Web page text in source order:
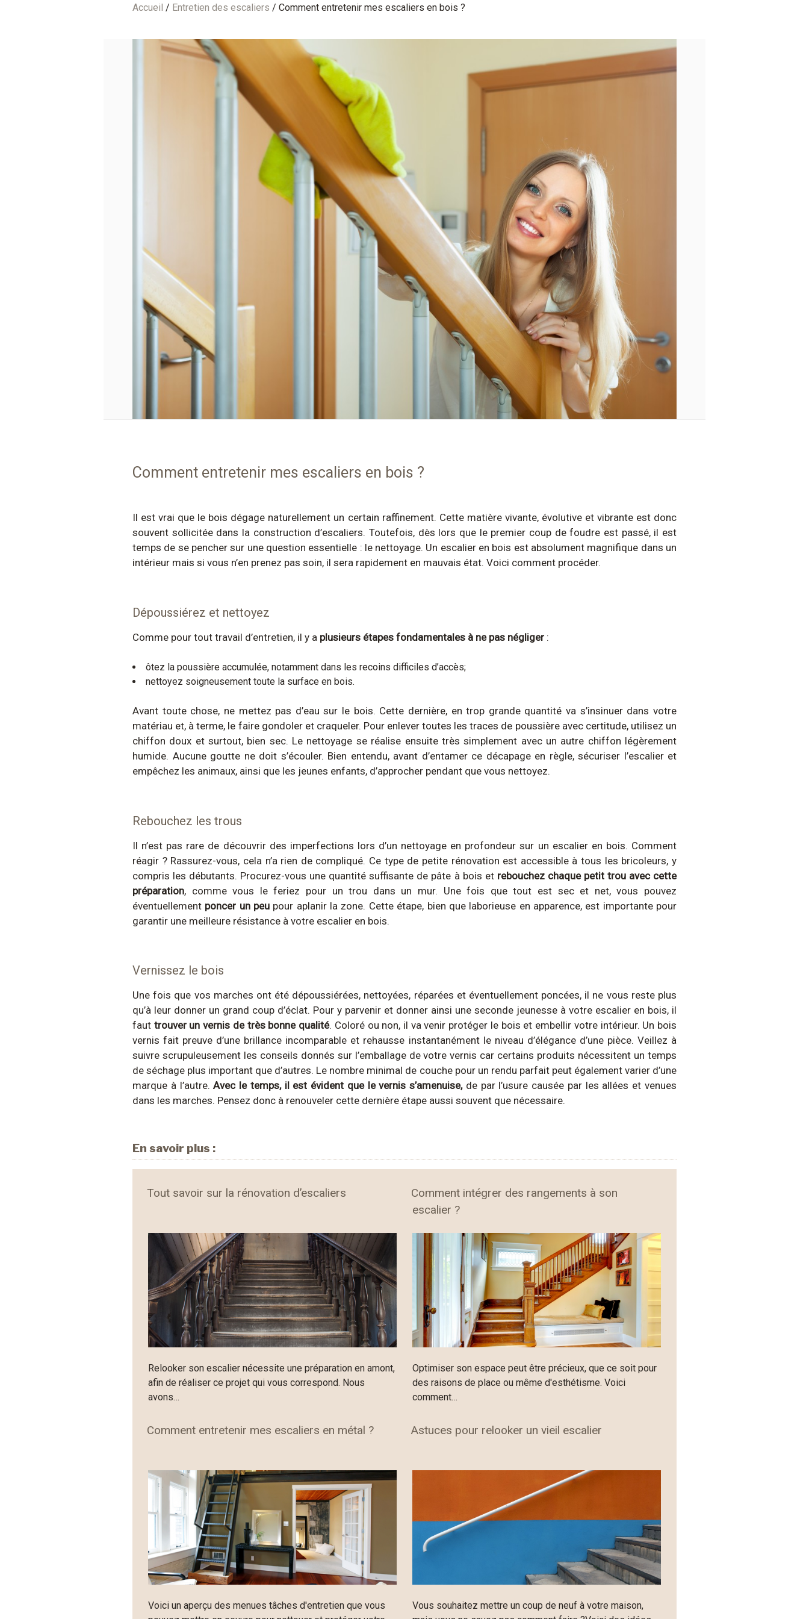
Accueil / Entretien des escaliers / Comment entretenir mes escaliers en bois ?
Comment entretenir mes escaliers en bois ?
Il est vrai que le bois dégage naturellement un certain raffinement. Cette matière vivante, évolutive et vibrante est donc
souvent sollicitée dans la construction d’escaliers. Toutefois, dès lors que le premier coup de foudre est passé, il est
temps de se pencher sur une question essentielle : le nettoyage. Un escalier en bois est absolument magnifique dans un
intérieur mais si vous n’en prenez pas soin, il sera rapidement en mauvais état. Voici comment procéder.
Dépoussiérez et nettoyez
Comme pour tout travail d’entretien, il y a plusieurs étapes fondamentales à ne pas négliger :
ôtez la poussière accumulée, notamment dans les recoins difficiles d’accès;
nettoyez soigneusement toute la surface en bois.
Avant toute chose, ne mettez pas d’eau sur le bois. Cette dernière, en trop grande quantité va s’insinuer dans votre
matériau et, à terme, le faire gondoler et craqueler. Pour enlever toutes les traces de poussière avec certitude, utilisez un
chiffon doux et surtout, bien sec. Le nettoyage se réalise ensuite très simplement avec un autre chiffon légèrement
humide. Aucune goutte ne doit s’écouler. Bien entendu, avant d’entamer ce décapage en règle, sécuriser l’escalier et
empêchez les animaux, ainsi que les jeunes enfants, d’approcher pendant que vous nettoyez.
Rebouchez les trous
Il n’est pas rare de découvrir des imperfections lors d’un nettoyage en profondeur sur un escalier en bois. Comment
réagir ? Rassurez-vous, cela n’a rien de compliqué. Ce type de petite rénovation est accessible à tous les bricoleurs, y
compris les débutants. Procurez-vous une quantité suffisante de pâte à bois et rebouchez chaque petit trou avec cette
préparation, comme vous le feriez pour un trou dans un mur. Une fois que tout est sec et net, vous pouvez
éventuellement poncer un peu pour aplanir la zone. Cette étape, bien que laborieuse en apparence, est importante pour
garantir une meilleure résistance à votre escalier en bois.
Vernissez le bois
Une fois que vos marches ont été dépoussiérées, nettoyées, réparées et éventuellement poncées, il ne vous reste plus
qu’à leur donner un grand coup d’éclat. Pour y parvenir et donner ainsi une seconde jeunesse à votre escalier en bois, il
faut trouver un vernis de très bonne qualité. Coloré ou non, il va venir protéger le bois et embellir votre intérieur. Un bois
vernis fait preuve d’une brillance incomparable et rehausse instantanément le niveau d’élégance d’une pièce. Veillez à
suivre scrupuleusement les conseils donnés sur l’emballage de votre vernis car certains produits nécessitent un temps
de séchage plus important que d’autres. Le nombre minimal de couche pour un rendu parfait peut également varier d’une
marque à l’autre.Avec le temps, il est évident que le vernis s’amenuise,de par l’usure causée par les allées et venues
dans les marches. Pensez donc à renouveler cette dernière étape aussi souvent que nécessaire.
En savoir plus :
Tout savoir sur la rénovation d’escaliers
Relooker son escalier nécessite une préparation en amont,
afin de réaliser ce projet qui vous correspond. Nous
avons…
Comment intégrer des rangements à son
escalier ?
Optimiser son espace peut être précieux, que ce soit pour
des raisons de place ou même d'esthétisme. Voici
comment…
Comment entretenir mes escaliers en métal ?
Voici un aperçu des menues tâches d'entretien que vous
Astuces pour relooker un vieil escalier
Vous souhaitez mettre un coup de neuf à votre maison,